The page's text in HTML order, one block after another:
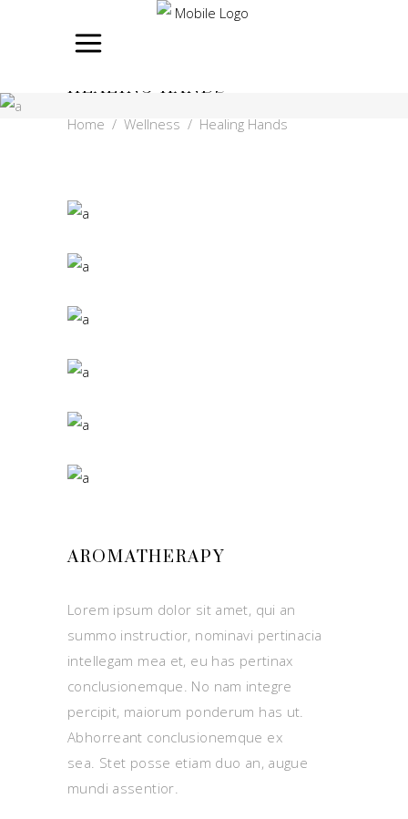
HEALING HANDS
Home / Wellness / Healing Hands
AROMATHERAPY
Lorem ipsum dolor sit amet, qui an
summo instructior, nominavi pertinacia
intellegam mea et, eu has pertinax
conclusionemque. No nam integre
percipit, maiorum ponderum has ut.
Abhorreant conclusionemque ex
sea. Stet posse etiam duo an, augue
mundi assentior.